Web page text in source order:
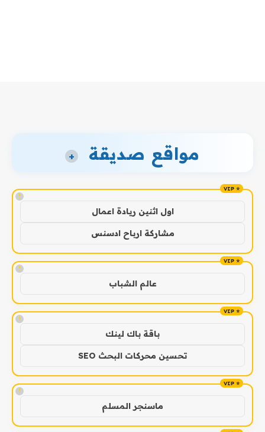
مواقع صديقة +
!
اول اثنين ريادة اعمال
مشاركة ارباح ادسنس
!
عالم الشباب
!
باقة باك لينك
تحسين محركات البحث SEO
!
ماسنجر المسلم